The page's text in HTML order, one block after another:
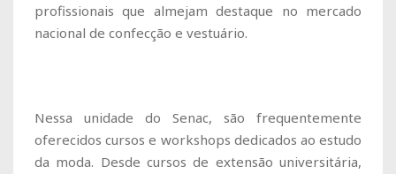
profissionais que almejam destaque no mercado
nacional de confecção e vestuário.
Nessa unidade do Senac, são frequentemente
oferecidos cursos e workshops dedicados ao estudo
da moda. Desde cursos de extensão universitária,